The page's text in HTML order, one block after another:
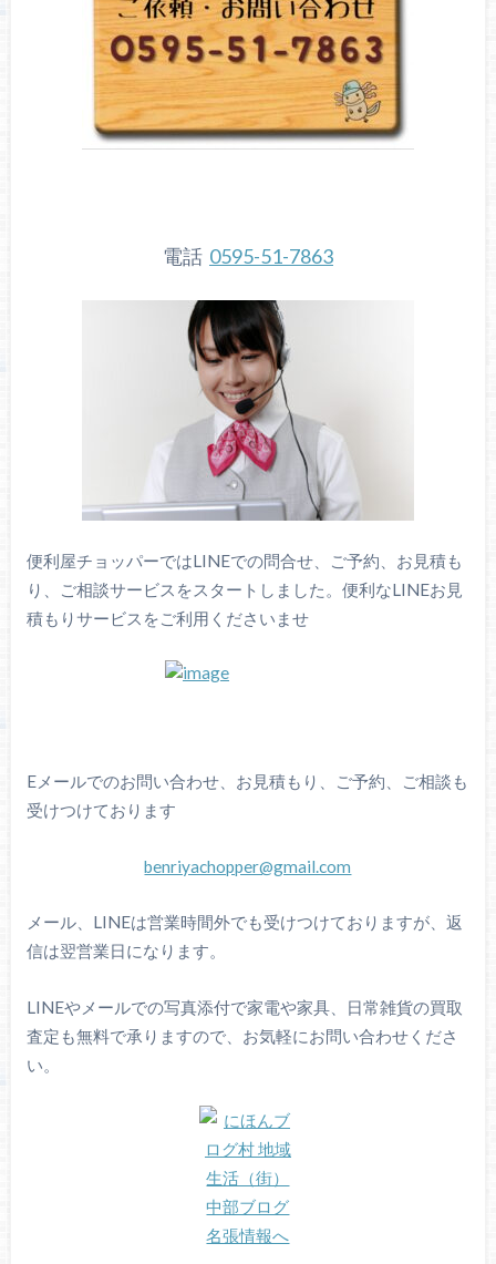
電話 0595-51-7863
便利屋チョッパーではLINEでの問合せ、ご予約、お見積も
り、ご相談サービスをスタートしました。便利なLINEお見
積もりサービスをご利用くださいませ
Eメールでのお問い合わせ、お見積もり、ご予約、ご相談も
受けつけております
benriyachopper@gmail.com
メール、LINEは営業時間外でも受けつけておりますが、返
信は翌営業日になります。
LINEやメールでの写真添付で家電や家具、日常雑貨の買取
査定も無料で承りますので、お気軽にお問い合わせくださ
い。